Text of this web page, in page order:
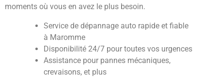
moments où vous en avez le plus besoin.
Service de dépannage auto rapide et fiable
à Maromme
Disponibilité 24/7 pour toutes vos urgences
Assistance pour pannes mécaniques,
crevaisons, et plus